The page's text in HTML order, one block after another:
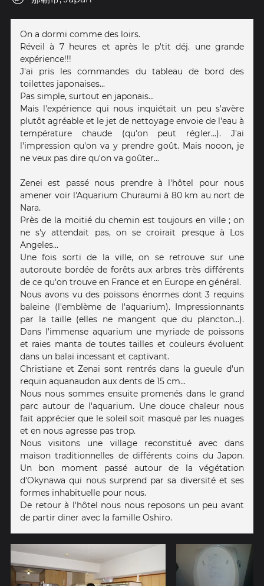
On a dormi comme des loirs.
Réveil à 7 heures et après le p'tit déj. une grande
expérience!!!
J'ai pris les commandes du tableau de bord des
toilettes japonaises...
Pas simple, surtout en japonais...
Mais l'expérience qui nous inquiétait un peu s'avère
plutôt agréable et le jet de nettoyage envoie de l'eau à
température chaude (qu'on peut régler...). J'ai
l'impression qu'on va y prendre goût. Mais nooon, je
ne veux pas dire qu'on va goûter...
Zenei est passé nous prendre à l'hôtel pour nous
amener voir l'Aquarium Churaumi à 80 km au nort de
Nara.
Près de la moitié du chemin est toujours en ville ; on
ne s'y attendait pas, on se croirait presque à Los
Angeles...
Une fois sorti de la ville, on se retrouve sur une
autoroute bordée de forêts aux arbres très différents
de ce qu'on trouve en France et en Europe en général.
Nous avons vu des poissons énormes dont 3 requins
baleine (l'emblème de l'aquarium). Impressionnants
par la taille (elles ne mangent que du plancton...).
Dans l'immense aquarium une myriade de poissons
et raies manta de toutes tailles et couleurs évoluent
dans un balai incessant et captivant.
Christiane et Zenai sont rentrés dans la gueule d'un
requin aquanaudon aux dents de 15 cm...
Nous nous sommes ensuite promenés dans le grand
parc autour de l'aquarium. Une douce chaleur nous
fait apprécier que le soleil soit masqué par les nuages
et en nous agresse pas trop.
Nous visitons une village reconstitué avec dans
maison traditionnelles de différents coins du Japon.
Un bon moment passé autour de la végétation
d'Okynawa qui nous surprend par sa diversité et ses
formes inhabituelle pour nous.
De retour à l'hôtel nous nous reposons un peu avant
de partir diner avec la famille Oshiro.